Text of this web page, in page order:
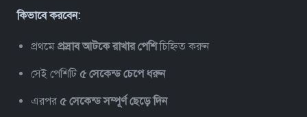
কিভাবে করবেন:
প্রথমে প্রস্রাব আটকে রাখার পেশিচিহ্নিত করুন
সেই পেশিটি ৫ সেকেন্ড চেপে ধরুন
এরপর ৫ সেকেন্ড সম্পূর্ণ ছেড়ে দিন